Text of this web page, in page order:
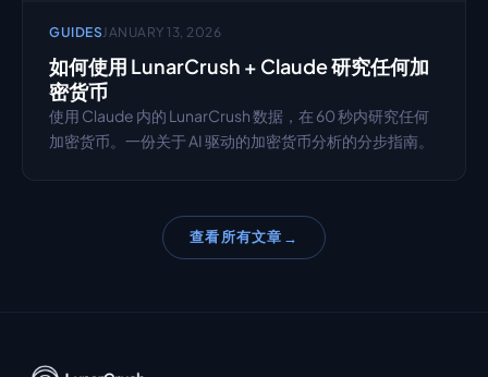
GUIDES JANUARY 13, 2026
如何使用 LunarCrush + Claude 研究任何加
密货币
使用 Claude 内的 LunarCrush 数据，在 60 秒内研究任何
加密货币。一份关于 AI 驱动的加密货币分析的分步指南。
查看所有文章 →